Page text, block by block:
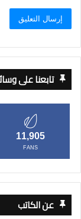
تابعنا على
11,905
FANS
عن الكاتب